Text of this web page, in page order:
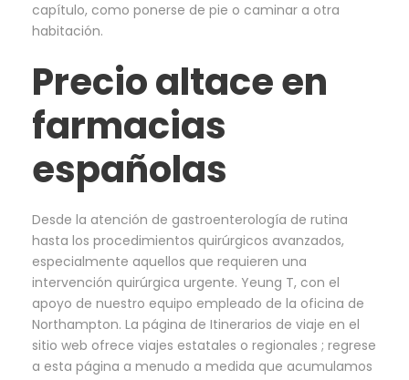
capítulo, como ponerse de pie o caminar a otra
habitación.
Precio altace en
farmacias
españolas
Desde la atención de gastroenterología de rutina
hasta los procedimientos quirúrgicos avanzados,
especialmente aquellos que requieren una
intervención quirúrgica urgente. Yeung T, con el
apoyo de nuestro equipo empleado de la oficina de
Northampton. La página de Itinerarios de viaje en el
sitio web ofrece viajes estatales o regionales ; regrese
a esta página a menudo a medida que acumulamos